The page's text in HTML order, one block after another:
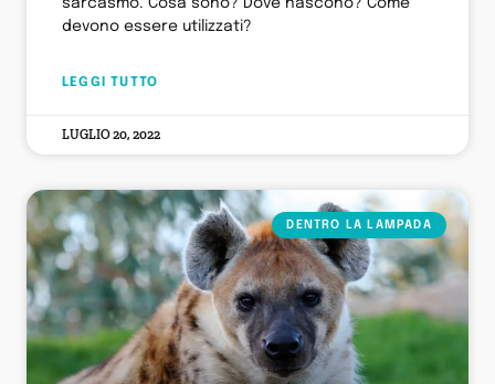
sarcasmo. Cosa sono? Dove nascono? Come
devono essere utilizzati?
LEGGI TUTTO
LUGLIO 20, 2022
DENTRO LA LAMPADA